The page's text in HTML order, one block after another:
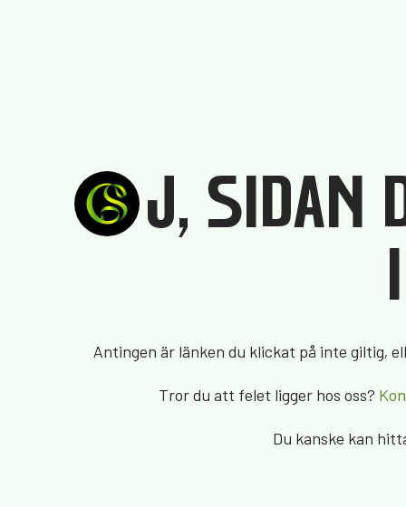
J, SIDAN
Antingen är länken du klickat på inte giltig,
Tror du att felet ligger hos oss?
Du kanske kan